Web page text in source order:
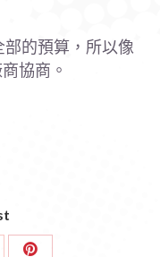
的預算，所以像
協商。